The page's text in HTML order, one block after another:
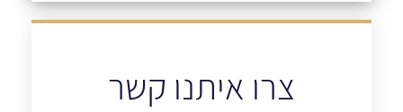
צרו איתנו קשר